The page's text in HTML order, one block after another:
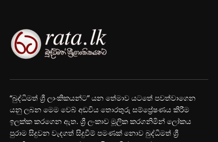
“බුද්ධිමත් ශ්‍රී ලාංකිකයන්ට” යන තේමාව යටතේ පවත්වාගෙන
යනු ලබන මෙම වෙබ් අඩවිය තොරතුරු සම්ප්‍රේෂණය කිරීම
ඉලක්ක කරගෙන ඇත. ශ්‍රී ලංකාව මූලික කරගනිමින් ලෝකය
පුරාම සිදුවන වැදගත් සිදුවීම් පමණක් නොව බුද්ධිමත් ශ්‍රී